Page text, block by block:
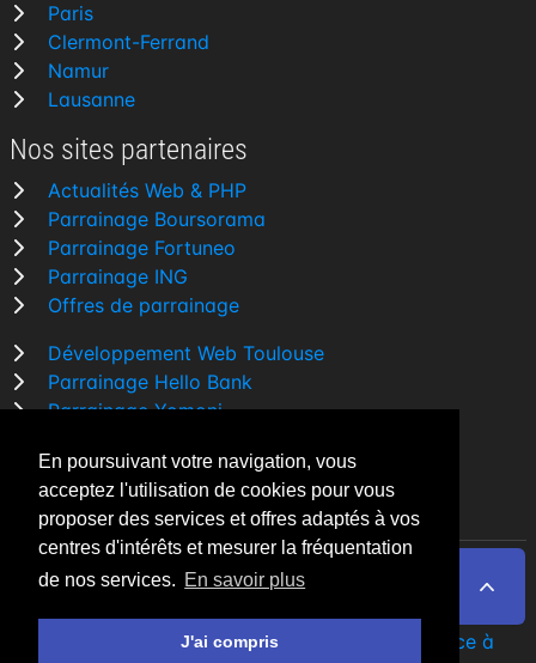
En poursuivant votre navigation, vous
acceptez l'utilisation de cookies pour vous
proposer des services et offres adaptés à vos
centres d'intérêts et mesurer la fréquentation
de nos services. En savoir plus
J'ai compris
Paris
Clermont-Ferrand
Namur
Lausanne
Nos sites partenaires
Actualités Web & PHP
Parrainage Boursorama
Parrainage Fortuneo
Parrainage ING
Offres de parrainage
Développement Web Toulouse
Parrainage Hello Bank
Parrainage Yomoni
Comparatif banque
By Night v5.7.3| © 2026 - Tous droits réservés
par undéveloppeur Web Freelance à